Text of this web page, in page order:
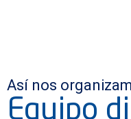
Así nos
Equipo